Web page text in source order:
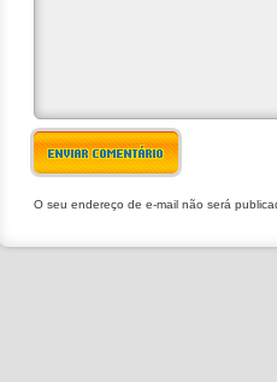
ENVIAR COMENTÁRIO
O seu endereço de e-mail não será